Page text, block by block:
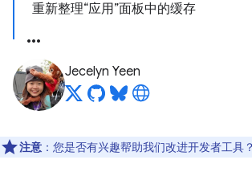
重新整理“应用”面板中的缓存
Jecelyn Yeen
注意 ：您是否有兴趣帮助我们改进开发者工具